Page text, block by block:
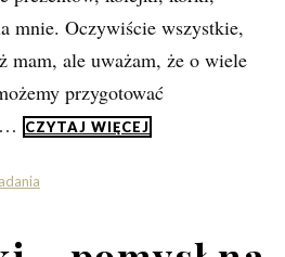
mnie. Oczywiście wszystkie,
mam, ale uważam, że o wiele
przygotować
…
CZYTAJ WIĘCEJ